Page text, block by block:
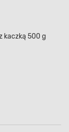
kaczką 500 g